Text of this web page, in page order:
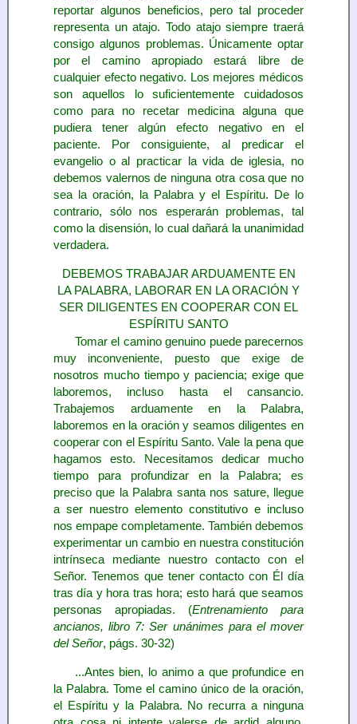
reportar algunos beneficios, pero tal proceder
representa un atajo. Todo atajo siempre traerá
consigo algunos problemas. Únicamente optar
por el camino apropiado estará libre de
cualquier efecto negativo. Los mejores médicos
son aquellos lo suficientemente cuidadosos
como para no recetar medicina alguna que
pudiera tener algún efecto negativo en el
paciente. Por consiguiente, al predicar el
evangelio o al practicar la vida de iglesia, no
debemos valernos de ninguna otra cosa que no
sea la oración, la Palabra y el Espíritu. De lo
contrario, sólo nos esperarán problemas, tal
como la disensión, lo cual dañará la unanimidad
verdadera.
DEBEMOS TRABAJAR ARDUAMENTE EN
LA PALABRA, LABORAR EN LA ORACIÓN Y
SER DILIGENTES EN COOPERAR CON EL
ESPÍRITU SANTO
Tomar el camino genuino puede parecernos
muy inconveniente, puesto que exige de
nosotros mucho tiempo y paciencia; exige que
laboremos, incluso hasta el cansancio.
Trabajemos arduamente en la Palabra,
laboremos en la oración y seamos diligentes en
cooperar con el Espíritu Santo. Vale la pena que
hagamos esto. Necesitamos dedicar mucho
tiempo para profundizar en la Palabra; es
preciso que la Palabra santa nos sature, llegue
a ser nuestro elemento constitutivo e incluso
nos empape completamente. También debemos
experimentar un cambio en nuestra constitución
intrínseca mediante nuestro contacto con el
Señor. Tenemos que tener contacto con Él día
tras día y hora tras hora; esto hará que seamos
personas apropiadas. (Entrenamiento para
ancianos, libro 7: Ser unánimes para el mover
del Señor, págs. 30-32)
...Antes bien, lo animo a que profundice en
la Palabra. Tome el camino único de la oración,
el Espíritu y la Palabra. No recurra a ninguna